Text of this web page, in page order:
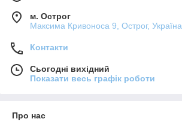
м. Острог
Максима Кривоноса 9, Острог, Україна
Контакти
Сьогодні вихідний
Показати весь графік роботи
Про нас